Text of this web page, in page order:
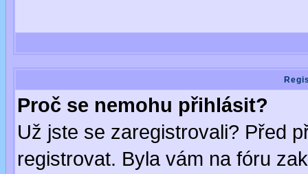
Proč se nemohu přihlásit?
Už jste se zaregistrovali? Před
registrovat. Byla vám na fóru